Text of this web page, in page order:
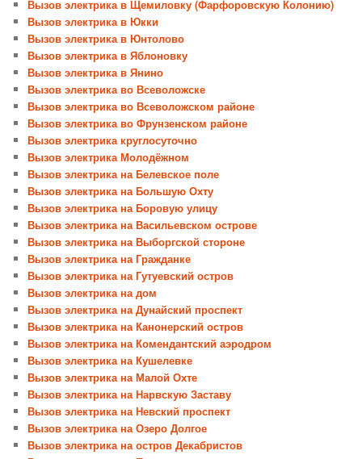
Вызов электрика в Щемиловку (Фарфоровскую Колонию)
Вызов электрика в Юкки
Вызов электрика в Юнтолово
Вызов электрика в Яблоновку
Вызов электрика в Янино
Вызов электрика во Всеволожске
Вызов электрика во Всеволожском районе
Вызов электрика во Фрунзенском районе
Вызов электрика круглосуточно
Вызов электрика Молодёжном
Вызов электрика на Белевское поле
Вызов электрика на Большую Охту
Вызов электрика на Боровую улицу
Вызов электрика на Васильевском острове
Вызов электрика на Выборгской стороне
Вызов электрика на Гражданке
Вызов электрика на Гутуевский остров
Вызов электрика на дом
Вызов электрика на Дунайский проспект
Вызов электрика на Канонерский остров
Вызов электрика на Комендантский аэродром
Вызов электрика на Кушелевке
Вызов электрика на Малой Охте
Вызов электрика на Нарвскую Заставу
Вызов электрика на Невский проспект
Вызов электрика на Озеро Долгое
Вызов электрика на остров Декабристов